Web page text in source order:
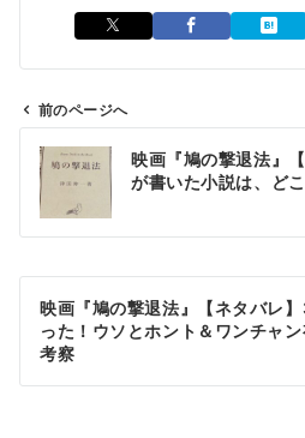
ン
前のページへ
映画『鳩の撃退法』
が書いた小説は、ど
映画『鳩の撃退法』【ネタバレ
った！ウソとホント＆ワンチャ
考察